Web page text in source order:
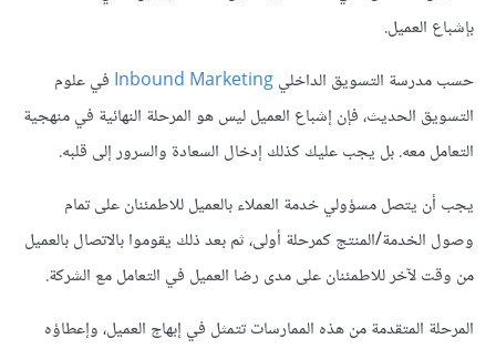
بإشباع العميل.
حسب مدرسة التسويق الداخليInbound Marketing في علوم
التسويق الحديث، فإن إشباع العميل ليس هو المرحلة النهائية في منهجية
التعامل معه. بل يجب عليك كذلك إدخال السعادة والسرور إلى قلبه.
يجب أن يتصل مسؤولي خدمة العملاء بالعميل للاطمئنان على تمام
وصول الخدمة/المنتج كمرحلة أولى، ثم بعد ذلك يقوموا بالاتصال بالعميل
من وقت لآخر للاطمئنان على مدى رضا العميل في التعامل مع الشركة.
المرحلة المتقدمة من هذه الممارسات تتمثل في إبهاج العميل، وإعطاؤه